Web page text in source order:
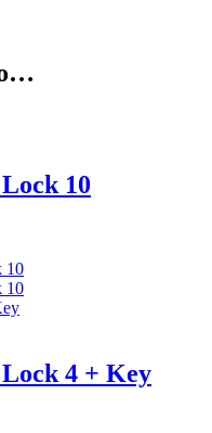
10
4 + Key